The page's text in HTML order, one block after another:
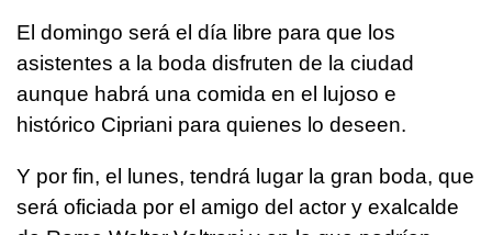
El domingo será el día libre para que los
asistentes a la boda disfruten de la ciudad
aunque habrá una comida en el lujoso e
histórico Cipriani para quienes lo deseen.
Y por fin, el lunes, tendrá lugar la gran boda, que
será oficiada por el amigo del actor y exalcalde